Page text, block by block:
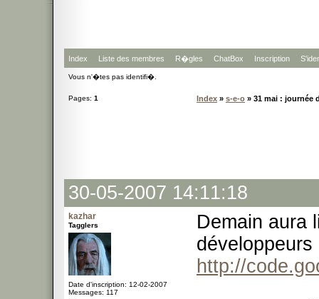
Index Liste des membres R�gles ChatBox Inscription
Vous n'�tes pas identifi�.
Pages: 1 Index » s-e-o » 31 mai : journée
30-05-2007 14:11:18
kazhar
Tagglers
Date d'inscription: 12-02-2007
Messages: 117
Demain aura
développeurs
http://